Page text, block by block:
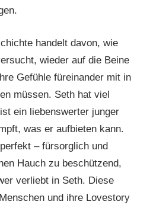
handelt davon, wie
wieder auf die Beine
Gefühle füreinander mit in
müssen. Seth hat viel
ein liebenswerter junger
was er aufbieten kann.
– fürsorglich und
Hauch zu beschützend,
verliebt in Seth. Diese
und ihre Lovestory